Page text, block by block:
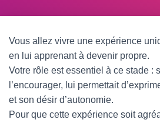
Vous allez vivre une expérience
en lui apprenant à devenir propre.
Votre rôle est essentiel à ce stade :
l’encourager, lui permettait
et son désir d’autonomie.
Pour que cette expérience soit